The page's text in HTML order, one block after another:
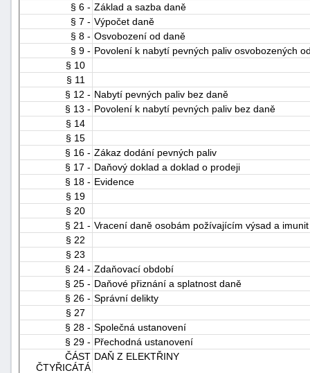
§ 6 - Základ a sazba daně
§ 7 - Výpočet daně
§ 8 - Osvobození od daně
§ 9 - Povolení k nabytí pevných paliv osvobozených
§ 10
§ 11
§ 12 - Nabytí pevných paliv bez daně
§ 13 - Povolení k nabytí pevných paliv bez daně
§ 14
§ 15
§ 16 - Zákaz dodání pevných paliv
§ 17 - Daňový doklad a doklad o prodeji
§ 18 - Evidence
§ 19
§ 20
§ 21 - Vracení daně osobám požívajícím výsad a imunit
§ 22
§ 23
§ 24 - Zdaňovací období
§ 25 - Daňové přiznání a splatnost daně
§ 26 - Správní delikty
§ 27
§ 28 - Společná ustanovení
§ 29 - Přechodná ustanovení
ČÁST
ČTYŘICÁTÁ
DAŇ Z ELEKTŘINY